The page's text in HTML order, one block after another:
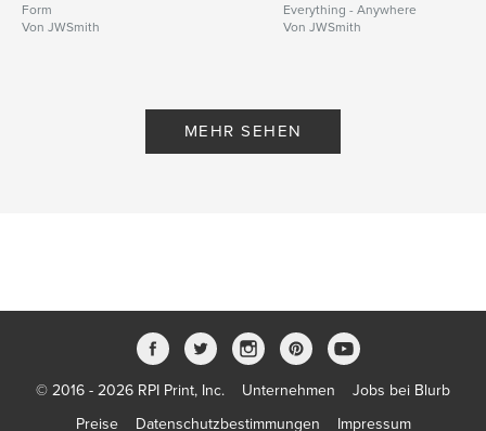
Form
Von JWSmith
Everything - Anywhere
Von JWSmith
MEHR SEHEN
© 2016 - 2026 RPI Print, Inc. Unternehmen
Jobs bei Blurb
Preise
Datenschutzbestimmungen Impressum